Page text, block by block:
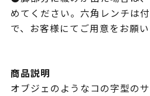
めてください。六角レンチは
で、お客様にてご用意をお願い
商品説明
オブジェのようなコの字型のサ